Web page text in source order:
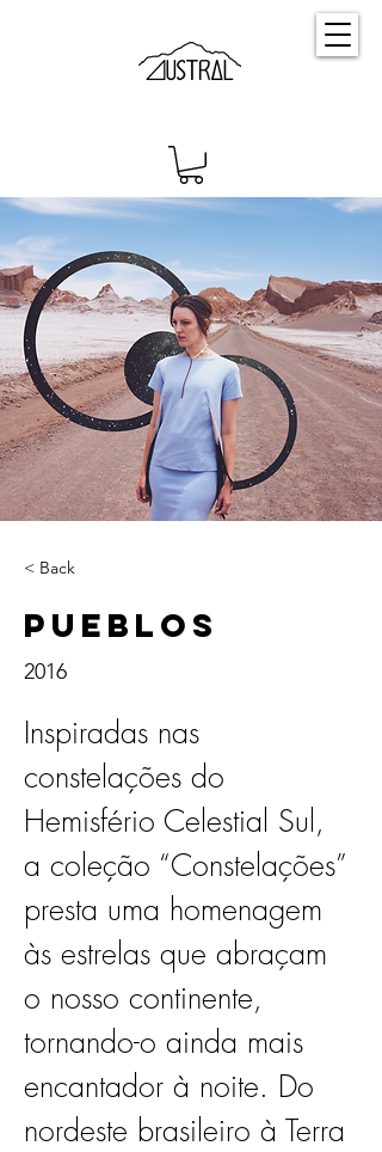
< Back
Pueblos
2016
Inspiradas nas
constelações do
Hemisfério Celestial Sul,
a coleção “Constelações”
presta uma homenagem
às estrelas que abraçam
o nosso continente,
tornando-o ainda mais
encantador à noite. Do
nordeste brasileiro à Terra